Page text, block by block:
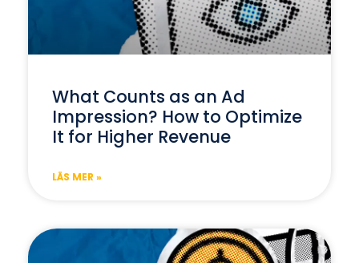
What Counts as an Ad
Impression? How to Optimize
It for Higher Revenue
LÄS MER »